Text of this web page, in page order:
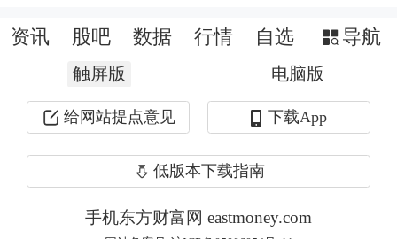
113.15万亿元，同比增长7.2%。流通中
货币(M0)余额13.58万亿元，同比增长
11.5%。前三季度净投放现金7619亿
元。
四、前三季度人民币存款增加22.71万
资讯 股吧 数据 行情 自选 导航
触屏版 电脑版
给网站提点意见 下载App
低版本下载指南
手机东方财富网 eastmoney.com